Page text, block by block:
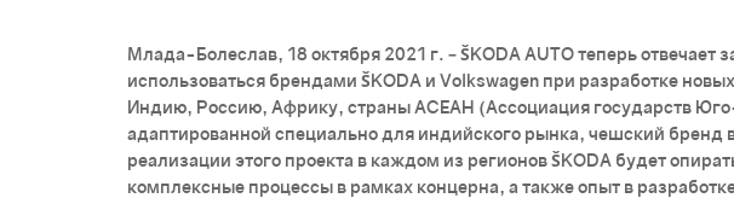
Млада-Болеслав, 18 октября 2021 г. – ŠKODА AUTO теперь
использоваться брендами ŠKODА и Volkswagen при разработке
Индию, Россию, Африку, страны АСЕАН (Ассоциация государств
адаптированной специально для индийского рынка, чешский
реализации этого проекта в каждом из регионов ŠKODА будет
комплексные процессы в рамках концерна, а также опыт в